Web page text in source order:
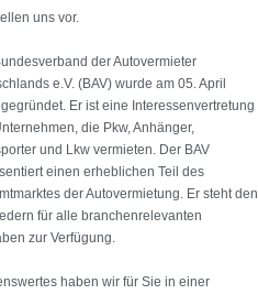
uns vor.
der Autovermieter
e.V. (BAV) wurde am 05. April
Er ist eine Interessenvertretung
die Pkw, Anhänger,
und Lkw vermieten. Der BAV
einen erheblichen Teil des
der Autovermietung. Er steht den
für alle branchenrelevanten
zur Verfügung.
haben wir für Sie in einer